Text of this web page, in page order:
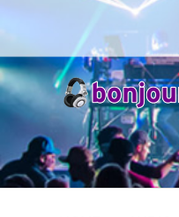
de
inhoud